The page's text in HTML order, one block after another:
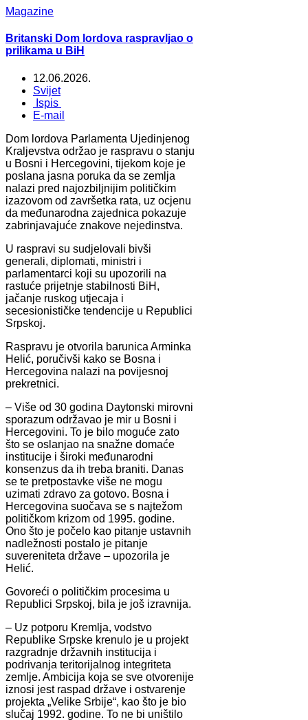
Magazine
Britanski Dom lordova raspravljao o
prilikama u BiH
12.06.2026.
Svijet
Ispis
E-mail
Dom lordova Parlamenta Ujedinjenog
Kraljevstva održao je raspravu o stanju
u Bosni i Hercegovini, tijekom koje je
poslana jasna poruka da se zemlja
nalazi pred najozbiljnijim političkim
izazovom od završetka rata, uz ocjenu
da međunarodna zajednica pokazuje
zabrinjavajuće znakove nejedinstva.
U raspravi su sudjelovali bivši
generali, diplomati, ministri i
parlamentarci koji su upozorili na
rastuće prijetnje stabilnosti BiH,
jačanje ruskog utjecaja i
secesionističke tendencije u Republici
Srpskoj.
Raspravu je otvorila barunica Arminka
Helić, poručivši kako se Bosna i
Hercegovina nalazi na povijesnoj
prekretnici.
– Više od 30 godina Daytonski mirovni
sporazum održavao je mir u Bosni i
Hercegovini. To je bilo moguće zato
što se oslanjao na snažne domaće
institucije i široki međunarodni
konsenzus da ih treba braniti. Danas
se te pretpostavke više ne mogu
uzimati zdravo za gotovo. Bosna i
Hercegovina suočava se s najtežom
političkom krizom od 1995. godine.
Ono što je počelo kao pitanje ustavnih
nadležnosti postalo je pitanje
suvereniteta države – upozorila je
Helić.
Govoreći o političkim procesima u
Republici Srpskoj, bila je još izravnija.
– Uz potporu Kremlja, vodstvo
Republike Srpske krenulo je u projekt
razgradnje državnih institucija i
podrivanja teritorijalnog integriteta
zemlje. Ambicija koja se sve otvorenije
iznosi jest raspad države i ostvarenje
projekta „Velike Srbije“, kao što je bio
slučaj 1992. godine. To ne bi uništilo